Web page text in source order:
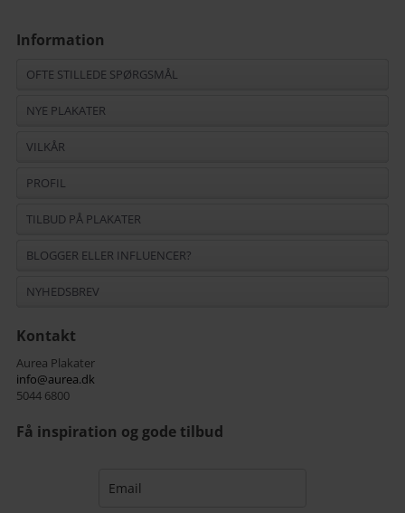
Information
OFTE STILLEDE SPØRGSMÅL
NYE PLAKATER
VILKÅR
PROFIL
TILBUD PÅ PLAKATER
BLOGGER ELLER INFLUENCER?
NYHEDSBREV
Kontakt
Aurea Plakater
info@aurea.dk
5044 6800
Få inspiration og gode tilbud